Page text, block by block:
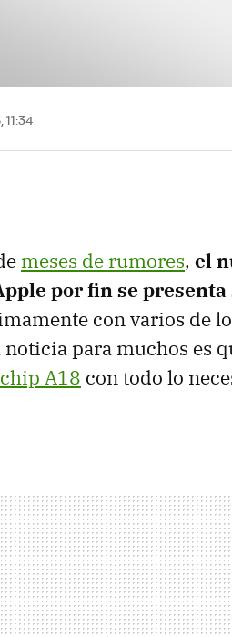
meses de rumores, el
por fin se
con varios de
para muchos es
chip A18 con todo lo